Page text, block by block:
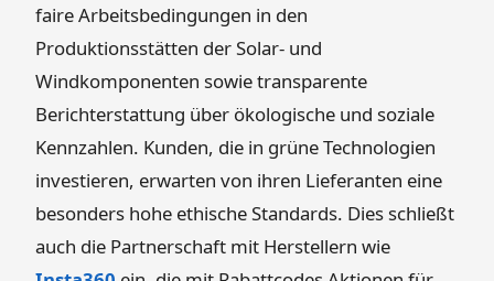
faire Arbeitsbedingungen in den
Produktionsstätten der Solar- und
Windkomponenten sowie transparente
Berichterstattung über ökologische und soziale
Kennzahlen. Kunden, die in grüne Technologien
investieren, erwarten von ihren Lieferanten eine
besonders hohe ethische Standards. Dies schließt
auch die Partnerschaft mit Herstellern wie